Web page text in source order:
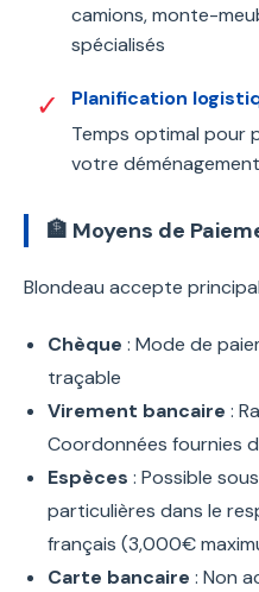
camions, monte-
spécialisés
✓
Planification
Temps optimal pour
votre déménagement
🏦 Moyens de
Blondeau accepte
Chèque : Mode de
traçable
Virement bancaire :
Coordonnées fournies
Espèces : Possible
particulières dans le
français (3,000€
Carte bancaire : Non